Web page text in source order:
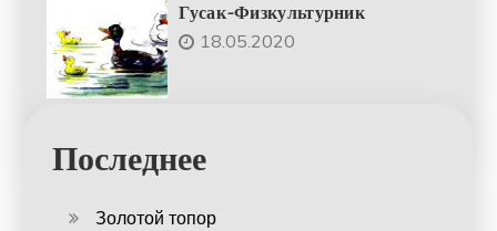
Гусак-Физкультурник
18.05.2020
Последнее
Золотой топор